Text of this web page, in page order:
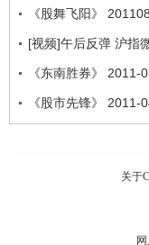
《股舞飞阳》
[视频]午后反弹 沪指
《东南胜券》 2011-
《股市先锋》 2011-
关于